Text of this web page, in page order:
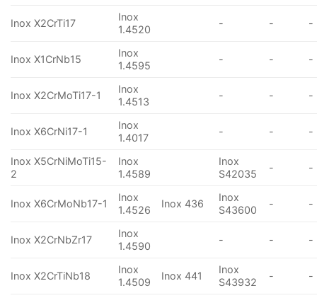
Inox X2CrTi17
Inox
1.4520
- - -
Inox X1CrNb15
Inox
1.4595
- - -
Inox X2CrMoTi17-1
Inox
1.4513
- - -
Inox X6CrNi17-1
Inox
1.4017
- - -
Inox X5CrNiMoTi15-
2
Inox
1.4589
Inox
S42035
- -
Inox X6CrMoNb17-1
Inox
1.4526
Inox 436
Inox
S43600
- -
Inox X2CrNbZr17
Inox
1.4590
- - -
Inox X2CrTiNb18
Inox
1.4509
Inox 441
Inox
S43932
- -